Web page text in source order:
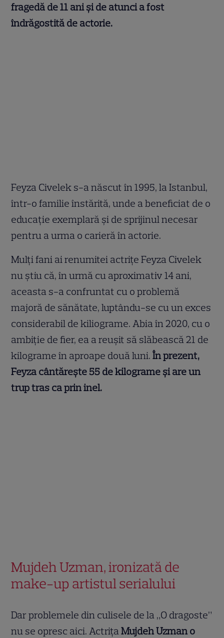
fragedă de 11 ani și de atunci a fost
îndrăgostită de actorie.
Feyza Civelek s-a născut în 1995, la Istanbul,
într-o familie înstărită, unde a beneficiat de o
educație exemplară și de sprijinul necesar
pentru a urma o carieră în actorie.
Mulți fani ai renumitei actrițe Feyza Civelek
nu știu că, în urmă cu aproximativ 14 ani,
aceasta s-a confruntat cu o problemă
majoră de sănătate, luptându-se cu un exces
considerabil de kiliograme. Abia în 2020, cu o
ambiție de fier, ea a reușit să slăbească 21 de
kilograme în aproape două luni.În prezent,
Feyza cântărește 55 de kilograme și are un
trup tras ca prin inel.
Mujdeh Uzman, ironizată de
make-up artistul serialului
Dar problemele din culisele de la „O dragoste”
nu se opresc aici. ActrițaMujdeh Uzman o